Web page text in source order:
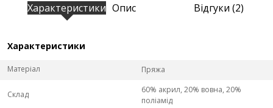
Характеристики Опис Відгуки (2)
Характеристики
Матеріал Пряжа
Склад
60% акрил, 20% вовна, 20%
поліамід